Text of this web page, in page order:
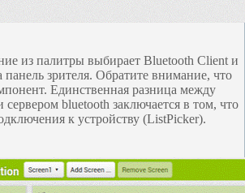
из палитры выбирает Bluetooth Client и
панель зрителя. Обратите внимание, что
Единственная разница между
bluetooth заключается в том, что
к устройству (ListPicker).